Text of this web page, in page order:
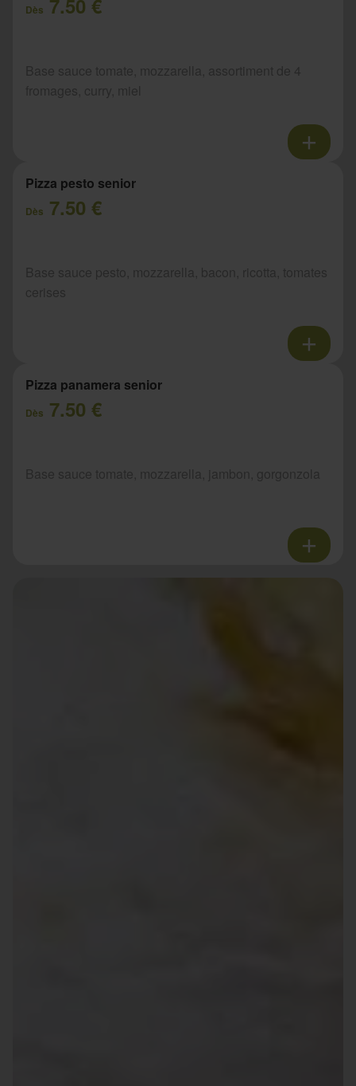
Dès 7.50 €
Pizza pesto senior
Dès 7.50 €
Pizza panamera senior
Dès 7.50 €